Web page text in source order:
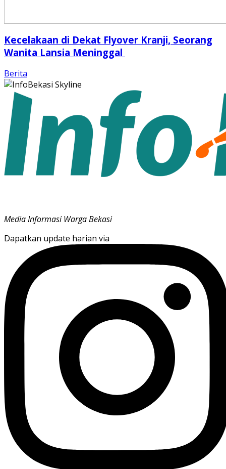
Kecelakaan di Dekat Flyover Kranji, Seorang
Wanita Lansia Meninggal
Berita
Media Informasi Warga Bekasi
Dapatkan update harian via